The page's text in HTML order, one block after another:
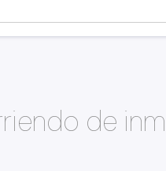
de